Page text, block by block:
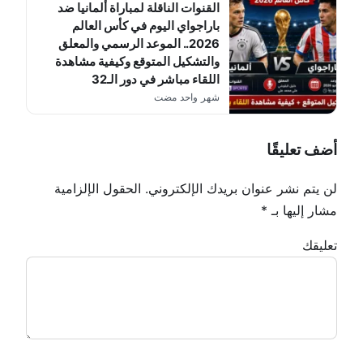
القنوات الناقلة لمباراة ألمانيا ضد
باراجواي اليوم في كأس العالم
2026.. الموعد الرسمي والمعلق
والتشكيل المتوقع وكيفية مشاهدة
اللقاء مباشر في دور الـ32
شهر واحد مضت
أضف تعليقًا
لن يتم نشر عنوان بريدك الإلكتروني. الحقول الإلزامية
مشار إليها بـ *
تعليقك